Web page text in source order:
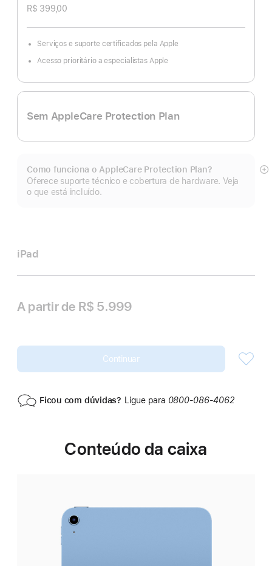
R$ 399,00
Serviços e suporte certificados pela Apple
Acesso prioritário a especialistas Apple
Sem AppleCare Protection Plan
Como funciona o AppleCare Protection Plan?
Oferece suporte técnico e cobertura de hardware. Veja
o que está incluído.
iPad
A partir de R$ 5.999
Continuar
Ficou com dúvidas? Ligue para 0800‑086‑4062
Conteúdo da caixa